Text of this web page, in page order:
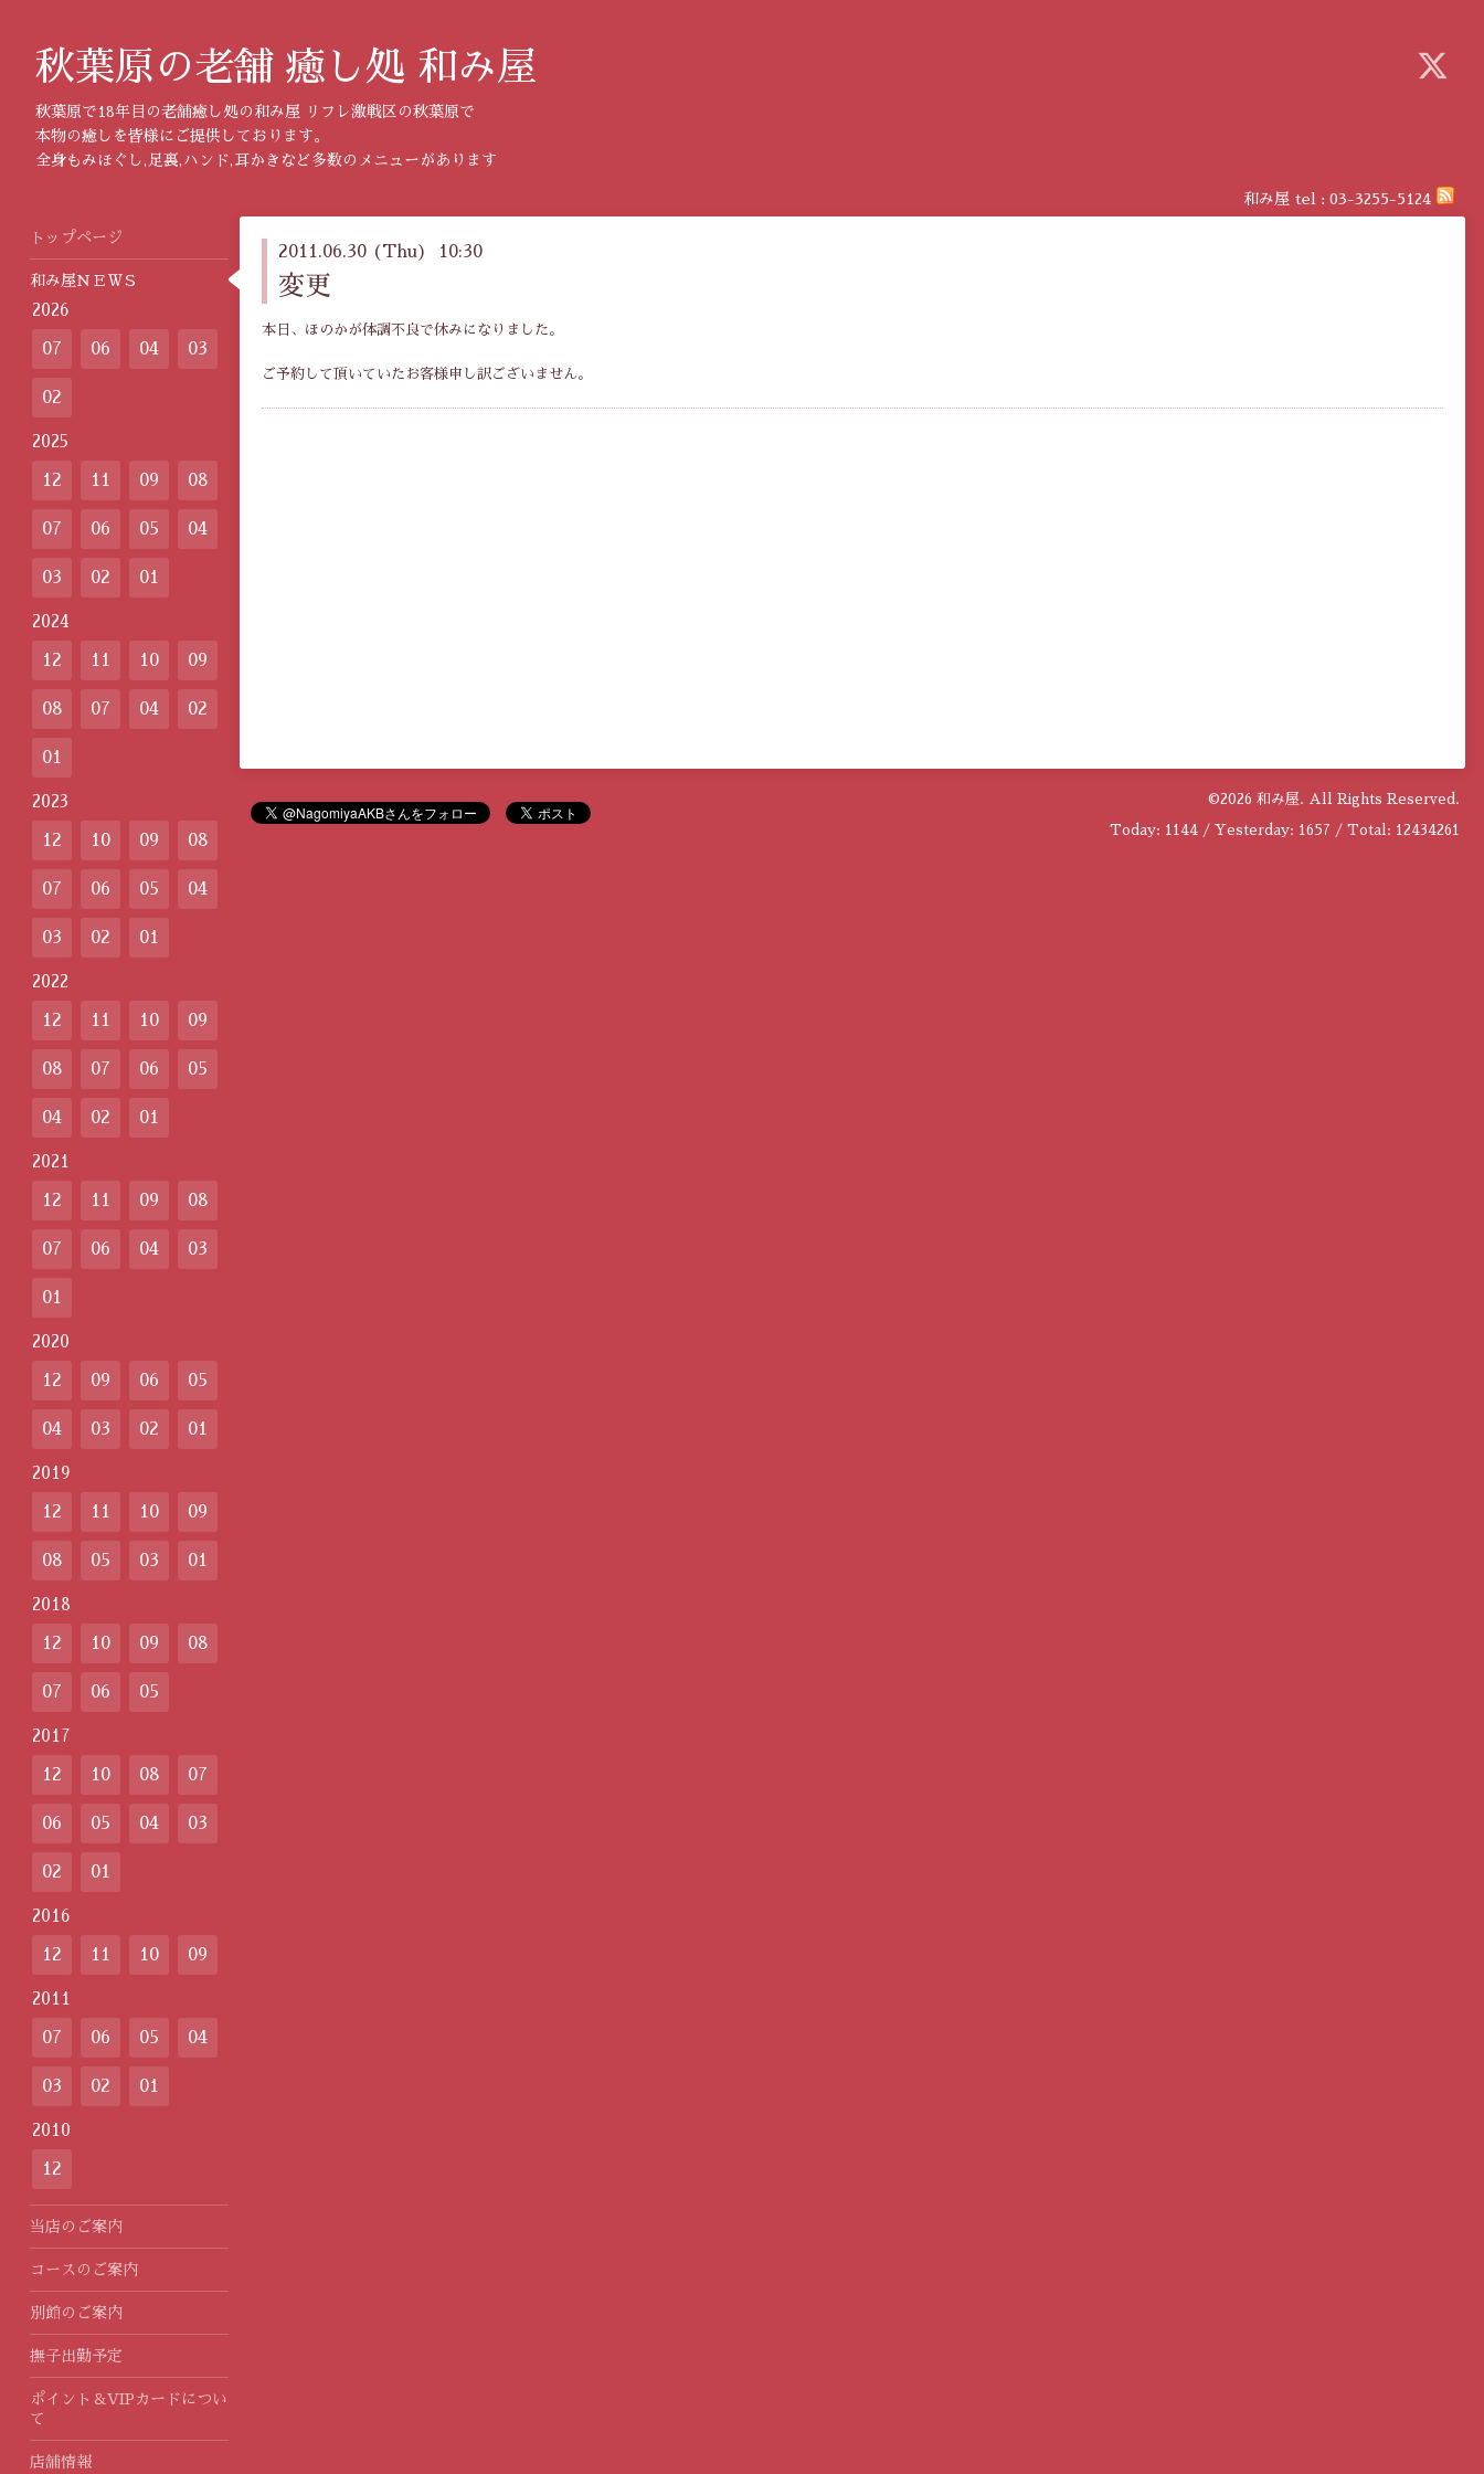
秋葉原の老舗 癒し処 和み屋
秋葉原で18年目の老舗癒し処の和み屋 リフレ激戦区の秋葉原で
本物の癒しを皆様にご提供しております。
全身もみほぐし,足裏,ハンド,耳かきなど多数のメニューがあります
和み屋 tel : 03-3255-5124
2011.06.30 (Thu) 10:30
変更
本日、ほのかが体調不良で休みになりました。
ご予約して頂いていたお客様申し訳ございません。
©2026 和み屋. All Rights Reserved.
Today: 1144 / Yesterday: 1657 / Total: 12434261
トップページ
和み屋ＮＥＷＳ
2026
07 06 04 03
02
2025
12 11 09 08
07 06 05 04
03 02 01
2024
12 11 10 09
08 07 04 02
01
2023
12 10 09 08
07 06 05 04
03 02 01
2022
12 11 10 09
08 07 06 05
04 02 01
2021
12 11 09 08
07 06 04 03
01
2020
12 09 06 05
04 03 02 01
2019
12 11 10 09
08 05 03 01
2018
12 10 09 08
07 06 05
2017
12 10 08 07
06 05 04 03
02 01
2016
12 11 10 09
2011
07 06 05 04
03 02 01
2010
12
当店のご案内
コースのご案内
別館のご案内
撫子出勤予定
ポイント＆VIPカードについ
て
店舗情報